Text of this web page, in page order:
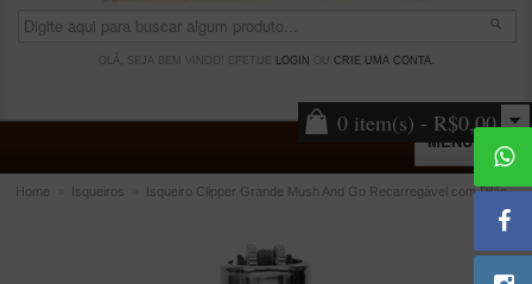
OLÁ, SEJA BEM VINDO! EFETUE LOGIN CRIE UMA CONTA.
0 item(s) - R$0,00
MENU
Home Isqueiros Isqueiro Clipper Grande Mush And Go Recarregável com Pilão